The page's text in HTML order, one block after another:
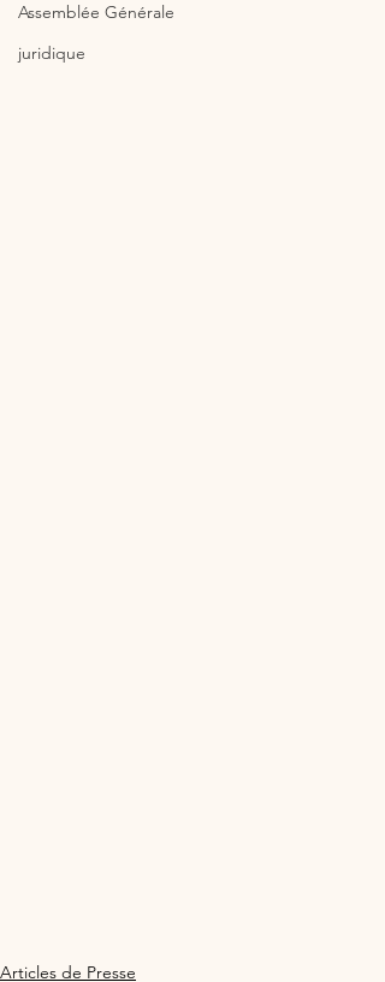
Assemblée Générale
juridique
Articles de Presse